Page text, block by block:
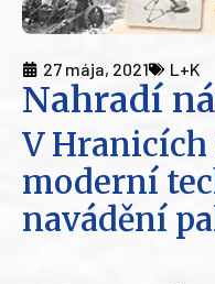
27 mája, 2021 L+K
Nahradí
V
moderní
navádění